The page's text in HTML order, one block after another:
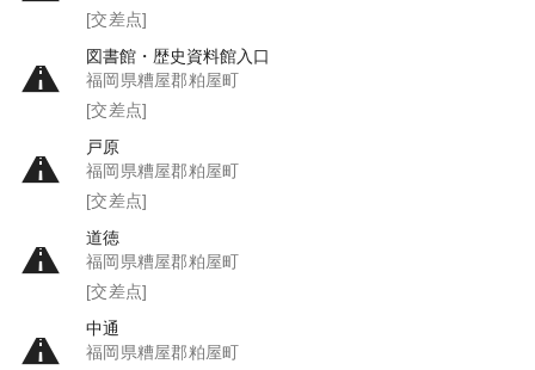
[交差点]
図書館・歴史資料館入口
福岡県糟屋郡粕屋町
[交差点]
戸原
福岡県糟屋郡粕屋町
[交差点]
道徳
福岡県糟屋郡粕屋町
[交差点]
中通
福岡県糟屋郡粕屋町